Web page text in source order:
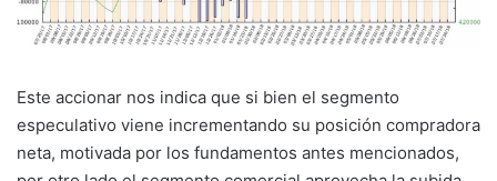
Este accionar nos indica que si bien el segmento
especulativo viene incrementando su posición compradora
neta, motivada por los fundamentos antes mencionados,